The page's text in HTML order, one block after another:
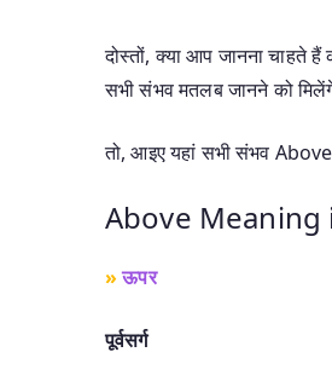
दोस्तों, क्या आप जानना चाहते
सभी संभव मतलब जानने को
तो, आइए यहां सभी संभव
Above Meaning
»ऊपर
पूर्वसर्ग